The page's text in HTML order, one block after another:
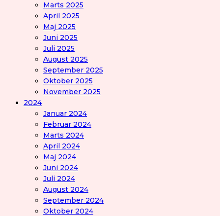
Marts 2025
April 2025
Maj 2025
Juni 2025
Juli 2025
August 2025
September 2025
Oktober 2025
November 2025
2024
Januar 2024
Februar 2024
Marts 2024
April 2024
Maj 2024
Juni 2024
Juli 2024
August 2024
September 2024
Oktober 2024